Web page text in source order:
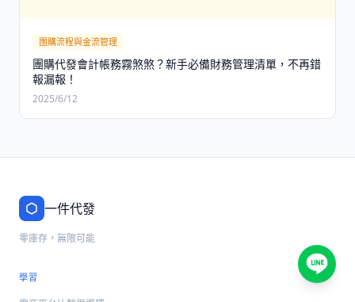
團購流程與金流管理
團購代發會計帳務霧煞煞？新手必備財務管理清單，不再錯
報漏報！
2025/6/12
一件代發
零庫存，無限可能
學習